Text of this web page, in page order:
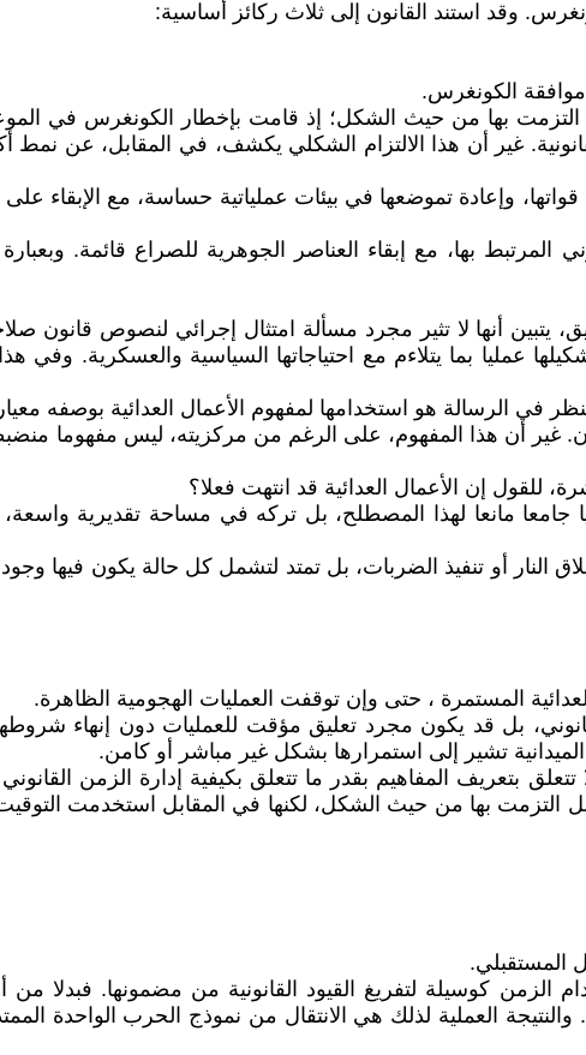
وقد استند القانون إلى ثلاث ركائز أساسية:
التزمت بها من حيث الشكل؛ إذ قامت بإخطار الكونغرس في
غير أن هذا الالتزام الشكلي يكشف، في المقابل، عن نمط
وإعادة تموضعها في بيئات عملياتية حساسة، مع الإبقاء
بها، مع إبقاء العناصر الجوهرية للصراع قائمة. وبعبارة
يتبين أنها لا تثير مجرد مسألة امتثال إجرائي لنصوص قانون
عمليا بما يتلاءم مع احتياجاتها السياسية والعسكرية. وفي
في الرسالة هو استخدامها لمفهوم الأعمال العدائية بوصفه
غير أن هذا المفهوم، على الرغم من مركزيته، ليس مفهوما
للقول إن الأعمال العدائية قد انتهت فعلا؟
مانعا لهذا المصطلح، بل تركه في مساحة تقديرية واسعة،
النار أو تنفيذ الضربات، بل تمتد لتشمل كل حالة يكون فيها
المستمرة ، حتى وإن توقفت العمليات الهجومية الظاهرة.
بل قد يكون مجرد تعليق مؤقت للعمليات دون إنهاء شروطها
تشير إلى استمرارها بشكل غير مباشر أو كامن.
تتعلق بتعريف المفاهيم بقدر ما تتعلق بكيفية إدارة الزمن
بها من حيث الشكل، لكنها في المقابل استخدمت التوقيت
المستقبلي.
كوسيلة لتفريغ القيود القانونية من مضمونها. فبدلا من
العملية لذلك هي الانتقال من نموذج الحرب الواحدة